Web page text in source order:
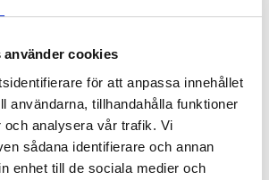
använder cookies
för att anpassa innehållet
användarna, tillhandahålla funktioner
och analysera vår trafik. Vi
sådana identifierare och annan
enhet till de sociala medier och